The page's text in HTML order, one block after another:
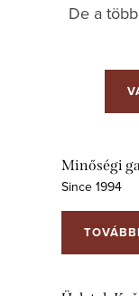
De a
Minőségi
Since 1994